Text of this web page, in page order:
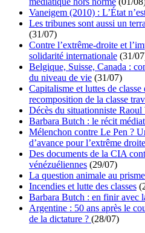
Vaneigem (2010) : L’État
Les tribunes sont aussi un
(31/07)
Contre l’extrême-droite et
solidarité internationale (31/
Belgique, Suisse, Canada :
du niveau de vie (31/07)
Capitalisme et luttes de
recomposition de la classe
Décès du situationniste Raoul
Barbara Butch : le récit
Mélenchon contre Le Pen ?
d’avance pour l’extrême droite
Des documents de la CIA
vénézuéliennes (29/07)
La question animale au
Incendies et lutte des classes
Barbara Butch : en finir avec
Argentine : 50 ans après le
de la dictature ? (28/07)